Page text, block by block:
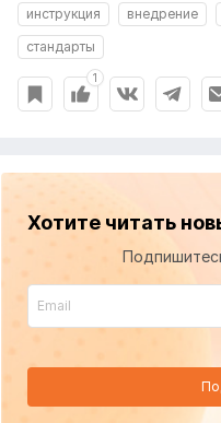
инструкция внедрение
стандарты
1
Хотите читать